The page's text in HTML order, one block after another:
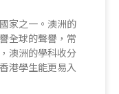
家之一。澳洲的
全球的聲譽，常
澳洲的學科收分
港學生能更易入